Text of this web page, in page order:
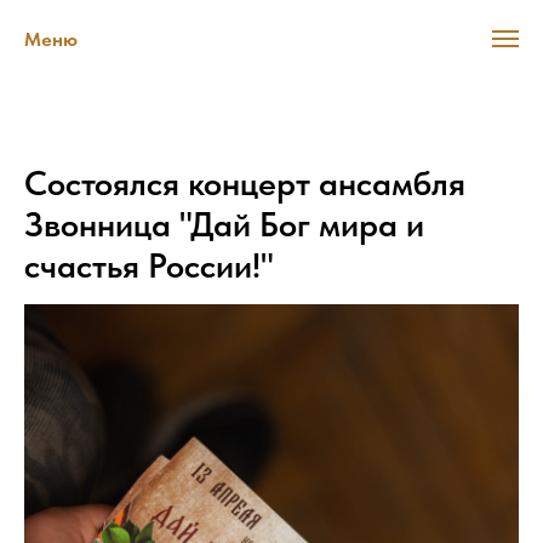
Меню
Состоялся концерт ансамбля
Звонница "Дай Бог мира и
счастья России!"